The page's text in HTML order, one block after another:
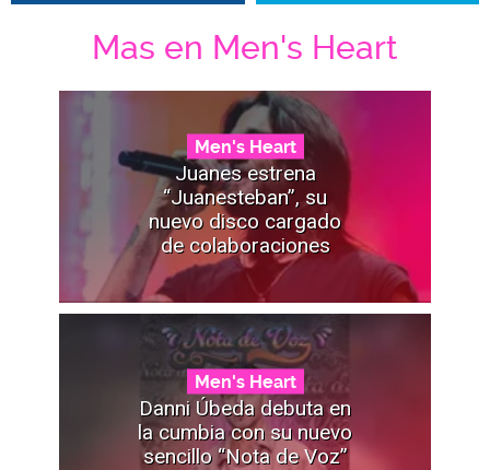
Mas en Men's Heart
Men's Heart
Juanes estrena
“Juanesteban”, su
nuevo disco cargado
de colaboraciones
Men's Heart
Danni Úbeda debuta en
la cumbia con su nuevo
sencillo “Nota de Voz”